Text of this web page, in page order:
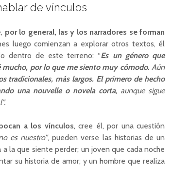
de vínculos
por lo general, las y los narradores se forman
luego comienzan a explorar otros textos, él
dentro de este terreno: “Es un género que
por lo que me siento muy cómodo.Aún
tradicionales, más largos. El primero de hecho
una nouvelle o novela corta, aunque sigue
a los vínculos, cree él, por una cuestión
es nuestro”, pueden verse las historias de un
la que siente perder; un joven que cada noche
su historia de amor; y un hombre que realiza